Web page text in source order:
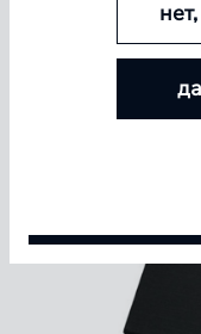
БОЛЬШЕ
Покупайте